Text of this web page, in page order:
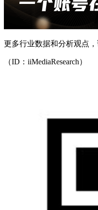
更多行业数据和分析观点
（ID：iiMediaResearch）